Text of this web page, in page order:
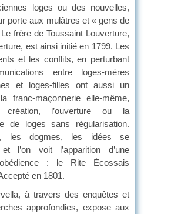
loges ou des nouvelles,
porte aux mulâtres et « gens de
frère de Toussaint Louverture,
est ainsi initié en 1799. Les
et les conflits, en perturbant
entre loges-mères
et loges-filles ont aussi un
franc-maçonnerie elle-même,
l’ouverture ou la
de loges sans régularisation.
les dogmes, les idées se
l’on voit l’apparition d’une
: le Rite Écossais
en 1801.
à travers des enquêtes et
approfondies, expose aux